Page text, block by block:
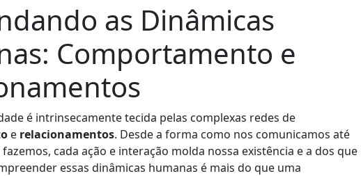
as Dinâmicas
Comportamento e
é intrinsecamente tecida pelas complexas redes de
e relacionamentos. Desde a forma como nos comunicamos até
cada ação e interação molda nossa existência e a dos que
essas dinâmicas humanas é mais do que uma